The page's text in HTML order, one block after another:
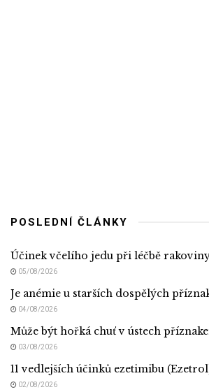
POSLEDNÍ ČLÁNKY
Účinek včelího jedu při léčbě
05/08/2026
Je anémie u starších dospělých
04/08/2026
Může být hořká chuť v ústech
03/08/2026
11 vedlejších účinků ezetimibu
02/08/2026